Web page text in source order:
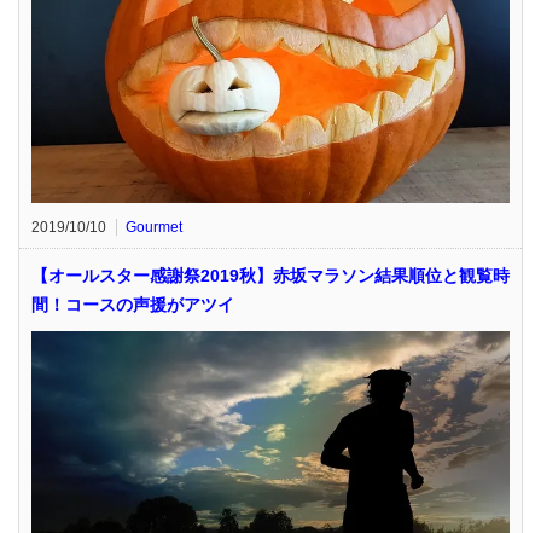
2019/10/10 Gourmet
【オールスター感謝祭2019秋】赤坂マラソン結果順位と観覧時
間！コースの声援がアツイ